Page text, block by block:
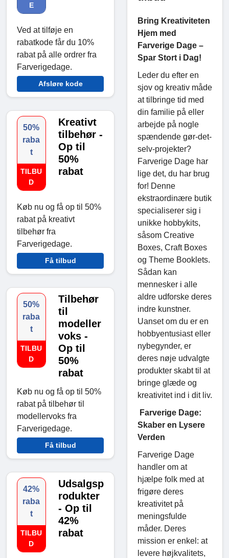
E
Ved at tilføje en
rabatkode får du 10%
rabat på alle ordrer fra
Farverigedage.
Afsløre kode
50%
raba
t
TILBU
D
Kreativt
tilbehør -
Op til
50%
rabat
Køb nu og få op til 50%
rabat på kreativt
tilbehør fra
Farverigedage.
Få tilbud
50%
raba
t
TILBU
D
Tilbehør
til
modeller
voks -
Op til
50%
rabat
Køb nu og få op til 50%
rabat på tilbehør til
modellervoks fra
Farverigedage.
Få tilbud
42%
raba
t
TILBU
D
Udsalgsp
rodukter
- Op til
42%
rabat
Bring Kreativiteten
Hjem med
Farverige Dage –
Spar Stort i Dag!
Leder du efter en
sjov og kreativ måde
at tilbringe tid med
din familie på eller
arbejde på nogle
spændende gør-det-
selv-projekter?
Farverige Dage har
lige det, du har brug
for! Denne
ekstraordinære butik
specialiserer sig i
unikke hobbykits,
såsom Creative
Boxes, Craft Boxes
og Theme Booklets.
Sådan kan
mennesker i alle
aldre udforske deres
indre kunstner.
Uanset om du er en
hobbyentusiast eller
nybegynder, er
deres nøje udvalgte
produkter skabt til at
bringe glæde og
kreativitet ind i dit liv.
Farverige Dage:
Skaber en Lysere
Verden
Farverige Dage
handler om at
hjælpe folk med at
frigøre deres
kreativitet på
meningsfulde
måder. Deres
mission er enkel: at
levere højkvalitets,